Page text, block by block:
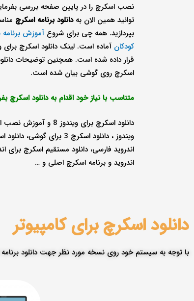
نصب اسکرچ را در پایین صفحه بررسی
توانید همین الان بهدانلود برنامه اسکرچ
بپردازید. همه چی برای شروع آموزش
کودکان آماده است. لینک دانلود اسکرچ برای
قرار داده شده است. همچنین توضیحات
اسکرچ روی گوشی بیان شده است.
متناسب با نیاز خود اقدام به دانلود اسکرچ
دانلود اسکرچ برای ویندوز 8
ویندوز ، دانلود اسکرچ 3 برای گوشی،
دانلود
اندروید فارسی، دانلود مستقیم اسکرچ برای
اندروید و برنامه اسکرچ اصلی و …
دانلود اسکرچ برای کامپیوتر
با توجه به سیستم خود روی نسخه مورد نظر جهت دانلود